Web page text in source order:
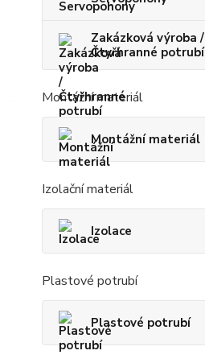
Zakázková výroba /
Čtyřhranné potrubí
Montážní materiál
Montážní materiál
Izolační materiál
Izolace
Plastové potrubí
Plastové potrubí